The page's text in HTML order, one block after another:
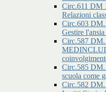
Circ.611 DM
Relazioni
Circ.603
Gestire
Circ.587
Circ.585
scuola come
Circ.582